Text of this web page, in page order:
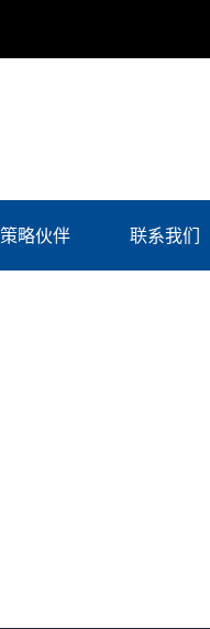
策略伙伴 联系我们